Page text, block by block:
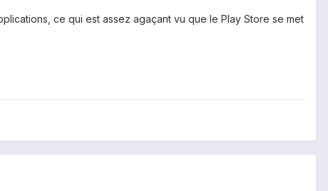
ce qui est assez agaçant vu que le Play Store se met